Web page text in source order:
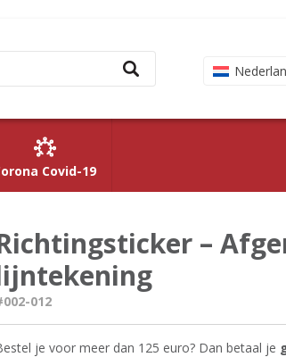
Covid-19
–
012
je voor meer dan 125 euro? Dan betaal je